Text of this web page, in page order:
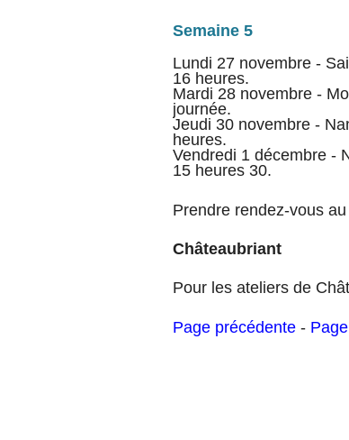
Semaine 5
Lundi 27 novembre -
16 heures.
Mardi 28 novembre -
journée.
Jeudi 30 novembre -
heures.
Vendredi 1 décembre -
15 heures 30.
Prendre rendez-vous
Châteaubriant
Pour les ateliers de
Page précédente -